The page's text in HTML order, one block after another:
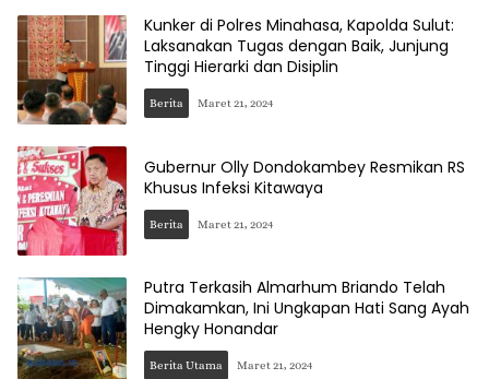
Kunker di Polres Minahasa, Kapolda Sulut:
Laksanakan Tugas dengan Baik, Junjung
Tinggi Hierarki dan Disiplin
Berita Maret 21, 2024
Gubernur Olly Dondokambey Resmikan RS
Khusus Infeksi Kitawaya
Berita Maret 21, 2024
Putra Terkasih Almarhum Briando Telah
Dimakamkan, Ini Ungkapan Hati Sang Ayah
Hengky Honandar
Berita Utama Maret 21, 2024